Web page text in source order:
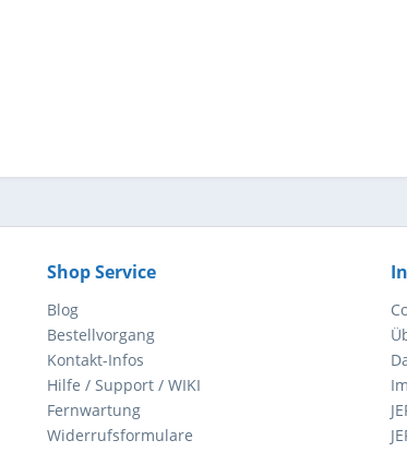
Shop Service
Blog
Bestellvorgang
Kontakt-Infos
Hilfe / Support / WIKI
Fernwartung
Widerrufsformulare